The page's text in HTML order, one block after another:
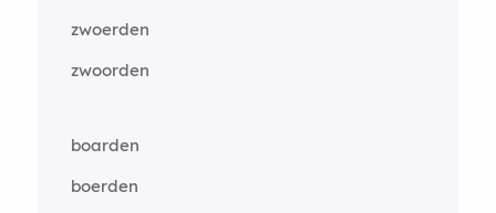
zwoerden
zwoorden
boarden
boerden